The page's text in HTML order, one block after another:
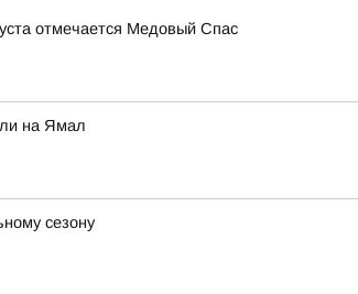
отмечается Медовый Спас
на Ямал
сезону